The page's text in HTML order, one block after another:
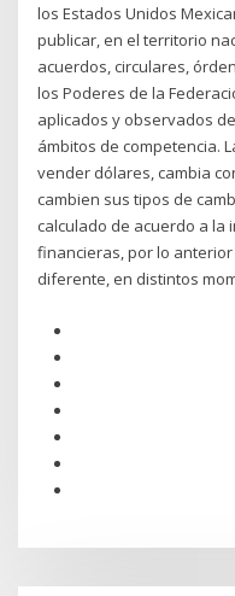
los Estados Unidos
publicar, en el territorio
acuerdos, circulares,
los Poderes de la
aplicados y observados
ámbitos de competencia.
vender dólares, cambia
cambien sus tipos de
calculado de acuerdo a la
financieras, por lo
diferente, en distintos